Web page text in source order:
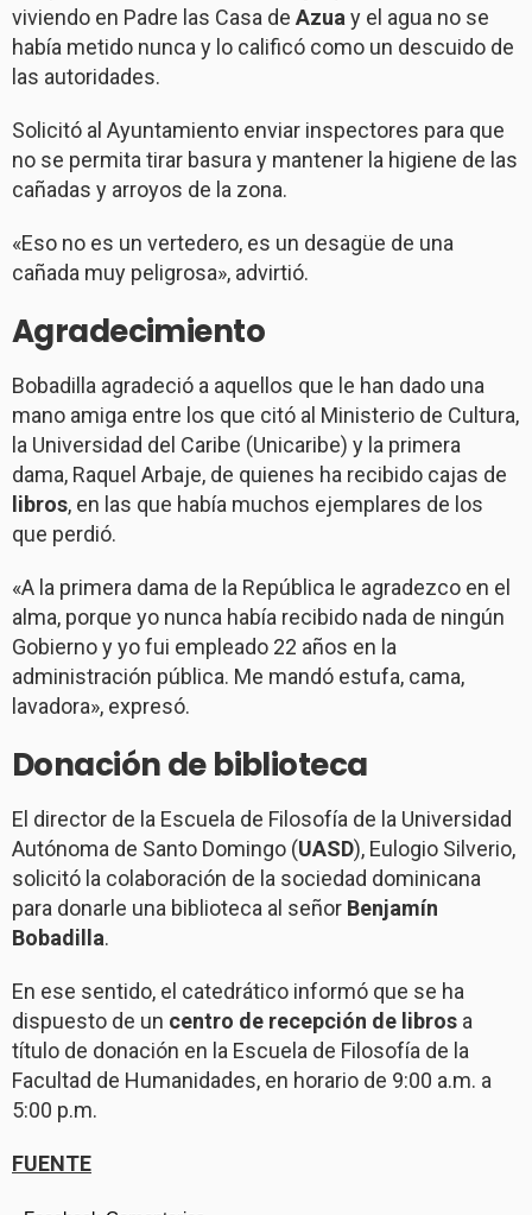
viviendo en Padre las Casa de Azua y el agua no se
había metido nunca y lo calificó como un descuido de
las autoridades.
Solicitó al Ayuntamiento enviar inspectores para que
no se permita tirar basura y mantener la higiene de las
cañadas y arroyos de la zona.
«Eso no es un vertedero, es un desagüe de una
cañada muy peligrosa», advirtió.
Agradecimiento
Bobadilla agradeció a aquellos que le han dado una
mano amiga entre los que citó al Ministerio de Cultura,
la Universidad del Caribe (Unicaribe) y la primera
dama, Raquel Arbaje, de quienes ha recibido cajas de
libros, en las que había muchos ejemplares de los
que perdió.
«A la primera dama de la República le agradezco en el
alma, porque yo nunca había recibido nada de ningún
Gobierno y yo fui empleado 22 años en la
administración pública. Me mandó estufa, cama,
lavadora», expresó.
Donación de biblioteca
El director de la Escuela de Filosofía de la Universidad
Autónoma de Santo Domingo (UASD), Eulogio Silverio,
solicitó la colaboración de la sociedad dominicana
para donarle una biblioteca al señor Benjamín
Bobadilla.
En ese sentido, el catedrático informó que se ha
dispuesto de un centro de recepción de libros a
título de donación en la Escuela de Filosofía de la
Facultad de Humanidades, en horario de 9:00 a.m. a
5:00 p.m.
FUENTE